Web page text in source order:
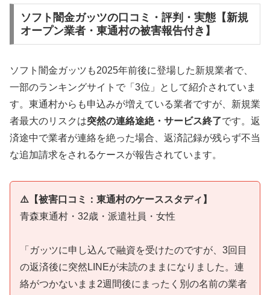
ソフト闇金ガッツの口コミ・評判・実態【新規
オープン業者・東通村の被害報告付き】
ソフト闇金ガッツも2025年前後に登場した新規業者で、
一部のランキングサイトで「3位」として紹介されていま
す。東通村からも申込みが増えている業者ですが、新規業
者最大のリスクは突然の連絡途絶・サービス終了です。返
済途中で業者が連絡を絶った場合、返済記録が残らず不当
な追加請求をされるケースが報告されています。
⚠️【被害口コミ：東通村のケーススタディ】
青森東通村・32歳・派遣社員・女性
「ガッツに申し込んで融資を受けたのですが、3回目
の返済後に突然LINEが未読のままになりました。連
絡がつかないまま2週間後にまったく別の名前の業者